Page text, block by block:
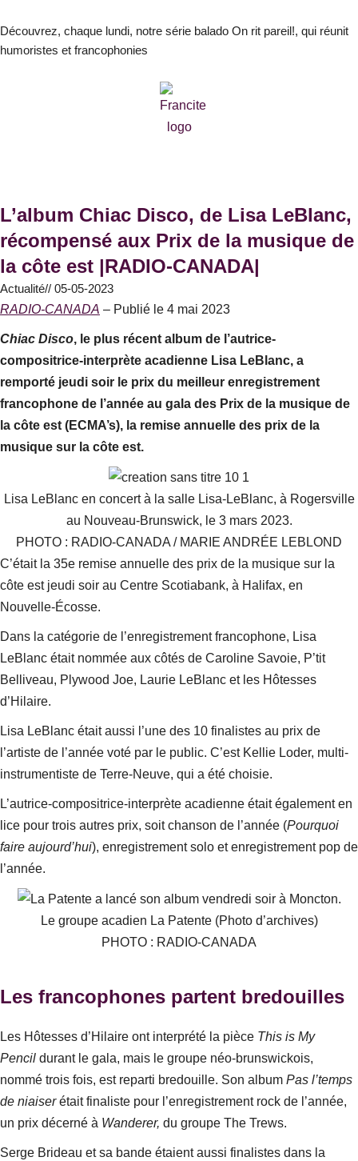
au
contenu
Découvrez, chaque lundi, notre série balado On rit pareil!, qui réunit
humoristes et francophonies
L’album Chiac Disco, de Lisa LeBlanc,
récompensé aux Prix de la musique de
la côte est |RADIO-CANADA|
Actualité// 05-05-2023
RADIO-CANADA – Publié le 4 mai 2023
Chiac Disco, le plus récent album de l’autrice-
compositrice-interprète acadienne Lisa LeBlanc, a
remporté jeudi soir le prix du meilleur enregistrement
francophone de l’année au gala des Prix de la musique de
la côte est (ECMA’s), la remise annuelle des prix de la
musique sur la côte est.
Lisa LeBlanc en concert à la salle Lisa-LeBlanc, à Rogersville
au Nouveau-Brunswick, le 3 mars 2023.
PHOTO : RADIO-CANADA / MARIE ANDRÉE LEBLOND
C’était la 35e remise annuelle des prix de la musique sur la
côte est jeudi soir au Centre Scotiabank, à Halifax, en
Nouvelle-Écosse.
Dans la catégorie de l’enregistrement francophone, Lisa
LeBlanc était nommée aux côtés de Caroline Savoie, P’tit
Belliveau, Plywood Joe, Laurie LeBlanc et les Hôtesses
d’Hilaire.
Lisa LeBlanc était aussi l’une des 10 finalistes au prix de
l’artiste de l’année voté par le public. C’est Kellie Loder, multi-
instrumentiste de Terre-Neuve, qui a été choisie.
L’autrice-compositrice-interprète acadienne était également en
lice pour trois autres prix, soit chanson de l’année (Pourquoi
faire aujourd’hui), enregistrement solo et enregistrement pop de
l’année.
Le groupe acadien La Patente (Photo d’archives)
PHOTO : RADIO-CANADA
Les francophones partent bredouilles
Les Hôtesses d’Hilaire ont interprété la pièce This is My
Pencil durant le gala, mais le groupe néo-brunswickois,
nommé trois fois, est reparti bredouille. Son album Pas l’temps
de niaiserétait finaliste pour l’enregistrement rock de l’année,
un prix décerné à Wanderer, du groupe The Trews.
Serge Brideau et sa bande étaient aussi finalistes dans la